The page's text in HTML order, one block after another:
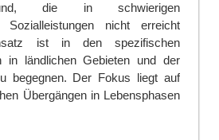
, die in schwierigen
Sozialleistungen nichterreicht
ist inden spezifischen
in ländlichen Gebieten und der
begegnen. Der Fokus liegt auf
Übergängen in Lebensphasen